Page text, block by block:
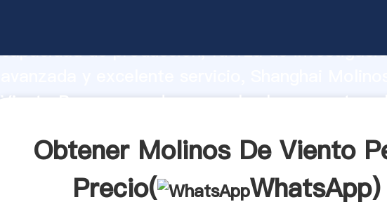
capacidad de producción, fuerza de
Viento Peru proveedor crea el valor y aporta
Obtener Molinos De Viento
Precio(
WhatsApp)